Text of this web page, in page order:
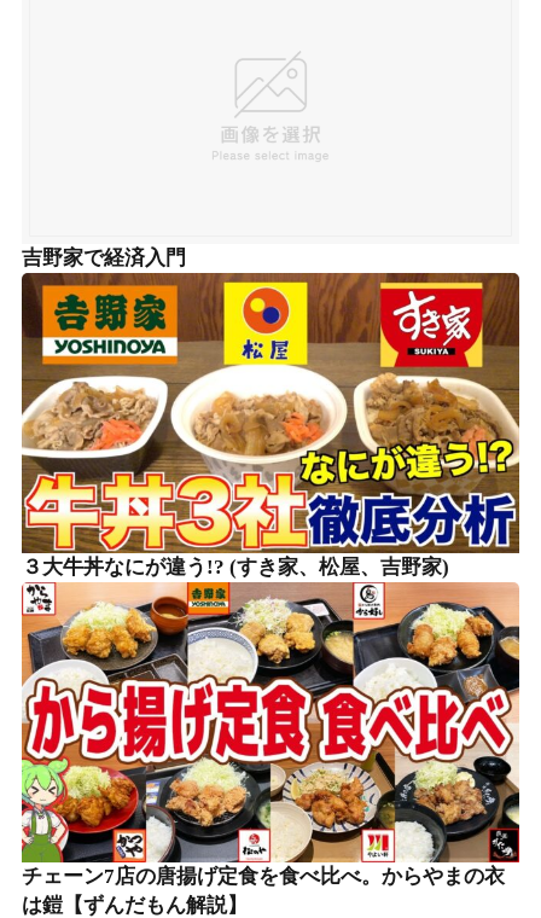
吉野家で経済入門
３大牛丼なにが違う!? (すき家、松屋、吉野家)
チェーン7店の唐揚げ定食を食べ比べ。からやまの衣
は鎧【ずんだもん解説】